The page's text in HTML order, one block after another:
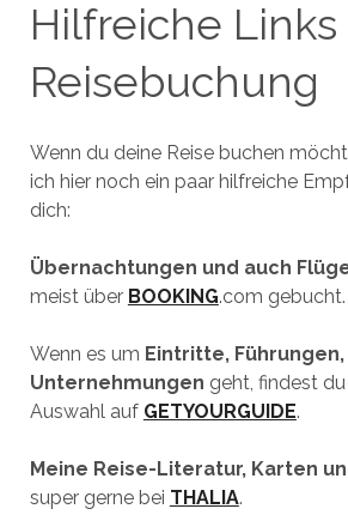
Hilfreiche
Reisebuchung
Wenn du deine Reise buchen
ich hier noch ein paar hilfreiche
dich:
Übernachtungen und auch
meist über BOOKING.com gebucht.
Wenn es um Eintritte, Führungen,
Unternehmungen geht, findest
Auswahl auf GETYOURGUIDE.
Meine Reise-Literatur, Karten
super gerne bei THALIA.